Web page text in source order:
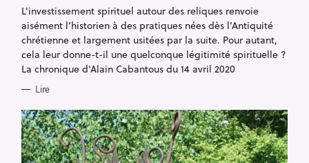
R
I
E
L'investissement spirituel autour des reliques renvoie
aisément l’historien à des pratiques nées dès l’Antiquité
chrétienne et largement usitées par la suite. Pour autant,
cela leur donne-t-il une quelconque légitimité spirituelle ?
La chronique d'Alain Cabantous du 14 avril 2020
Lire